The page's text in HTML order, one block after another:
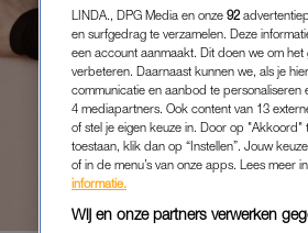
LINDA., DPG Media en onze 92
en surfgedrag te verzamelen. Deze
een account aanmaakt. Dit doen we om
verbeteren. Daarnaast kunnen we, als je
communicatie en aanbod te personaliseren
4 mediapartners. Ook content van 13
of stel je eigen keuze in. Door op
toestaan, klik dan op “Instellen”. Jouw
of in de menu’s van onze apps. Lees meer
informatie.
Wij en onze partners verwerken